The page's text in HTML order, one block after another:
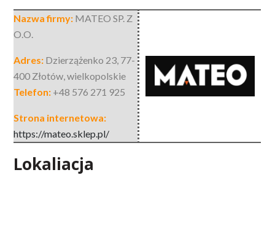
Nazwa firmy: MATEO SP. Z
O.O.
Adres: Dzierzążenko 23, 77-
400 Złotów,wielkopolskie
Telefon: +48 576 271 925
Strona internetowa:
https://mateo.sklep.pl/
Lokaliacja